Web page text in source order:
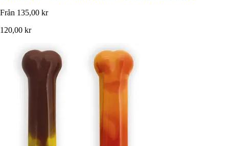
Från 135,00 kr
120,00 kr